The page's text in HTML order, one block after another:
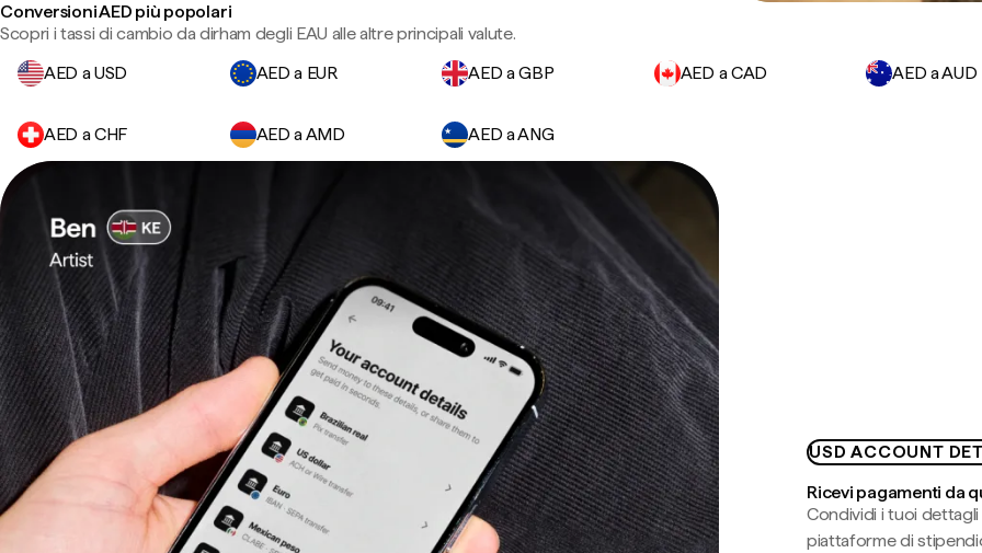
Conversioni AED più popolari
Scopri i tassi di cambio da dirham degli EAU alle altre principali valute.
AED a USD
AED a EUR AED a GBP AED a CAD AED a AUD
AED a CHF AED a AMD AED a ANG
USD ACCOUNT
Ricevi pagamenti da
Condividi i tuoi dettagli
piattaforme di